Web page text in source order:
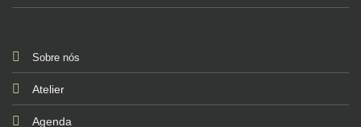
Sobre nós
Atelier
Agenda